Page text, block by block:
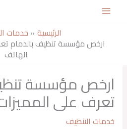
تخطي
الرئيسية خدمات
ارخص مؤسسة تنظيف بالدمام
الهاتف
ارخص مؤسسة
تعرف على
خدمات التنظيف